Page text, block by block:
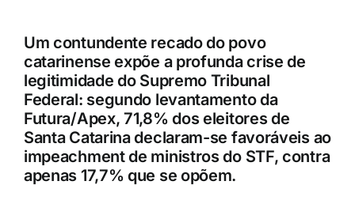
Um contundente recado do povo
catarinense expõe a profunda crise de
legitimidade do Supremo Tribunal
Federal: segundo levantamento da
Futura/Apex, 71,8% dos eleitores de
Santa Catarina declaram-se favoráveis ao
impeachment de ministros do STF, contra
apenas 17,7% que se opõem.